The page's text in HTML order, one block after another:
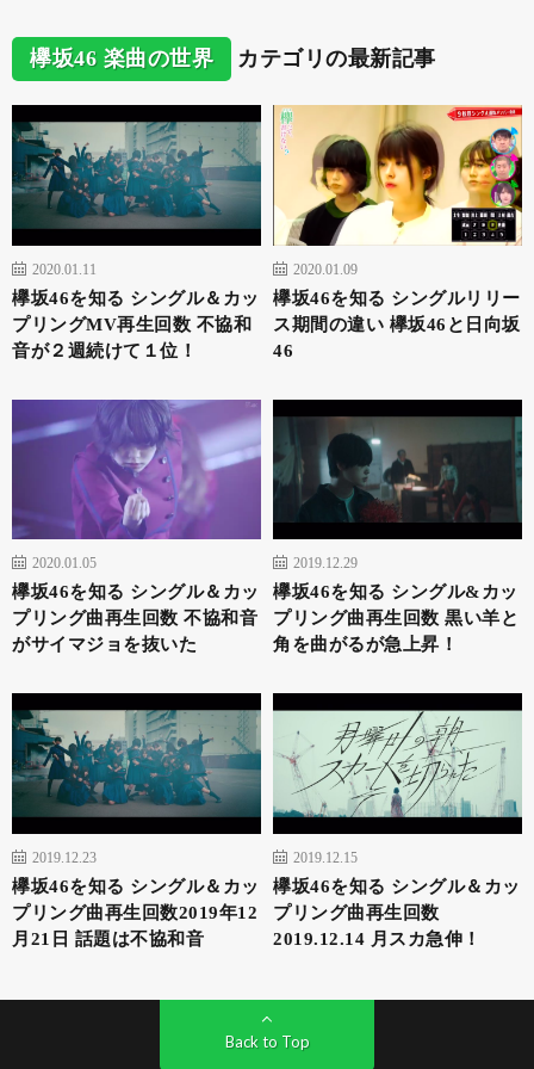
欅坂46 楽曲の世界 カテゴリの最新記事
2020.01.11
欅坂46を知る シングル＆カッ
プリングMV再生回数 不協和
音が２週続けて１位！
2020.01.09
欅坂46を知る シングルリリー
ス期間の違い 欅坂46と日向坂
46
2020.01.05
欅坂46を知る シングル＆カッ
プリング曲再生回数 不協和音
がサイマジョを抜いた
2019.12.29
欅坂46を知る シングル&カッ
プリング曲再生回数 黒い羊と
角を曲がるが急上昇！
2019.12.23
欅坂46を知る シングル＆カッ
プリング曲再生回数2019年12
月21日 話題は不協和音
2019.12.15
欅坂46を知る シングル＆カッ
プリング曲再生回数
2019.12.14 月スカ急伸！
Back to Top